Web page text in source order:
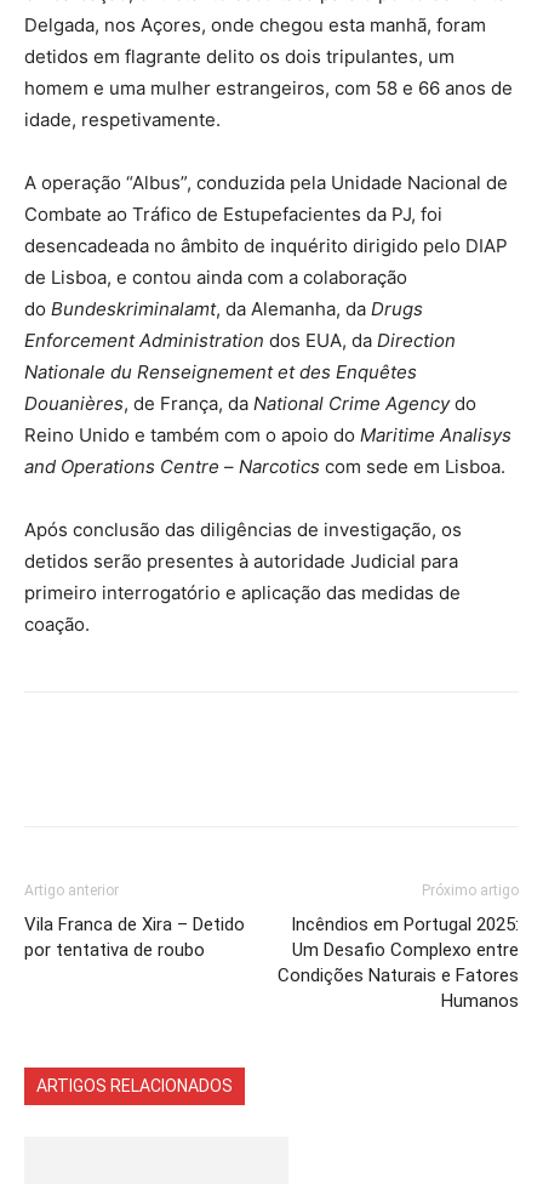
Delgada, nos Açores, onde chegou esta manhã, foram
detidos em flagrante delito os dois tripulantes, um
homem e uma mulher estrangeiros, com 58 e 66 anos de
idade, respetivamente.
A operação “Albus”, conduzida pela Unidade Nacional de
Combate ao Tráfico de Estupefacientes da PJ, foi
desencadeada no âmbito de inquérito dirigido pelo DIAP
de Lisboa, e contou ainda com a colaboração
do Bundeskriminalamt, da Alemanha, da Drugs
Enforcement Administration dos EUA, da Direction
Nationale du Renseignement et des Enquêtes
Douanières, de França, da National Crime Agencydo
Reino Unido e também com o apoio do Maritime Analisys
and Operations Centre – Narcotics com sede em Lisboa.
Após conclusão das diligências de investigação, os
detidos serão presentes à autoridade Judicial para
primeiro interrogatório e aplicação das medidas de
coação.
Artigo anterior
Vila Franca de Xira – Detido
por tentativa de roubo
Próximo artigo
Incêndios em Portugal 2025:
Um Desafio Complexo entre
Condições Naturais e Fatores
Humanos
ARTIGOS RELACIONADOS